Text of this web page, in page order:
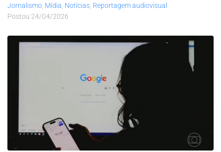
Jornalismo Mídia Notícias Reportagem audiovisual
Postou 24/04/2026